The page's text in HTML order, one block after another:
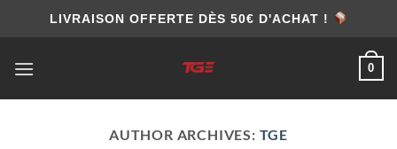
LIVRAISON OFFERTE DÈS 50€ D'ACHAT !
0
AUTHOR ARCHIVES: TGE